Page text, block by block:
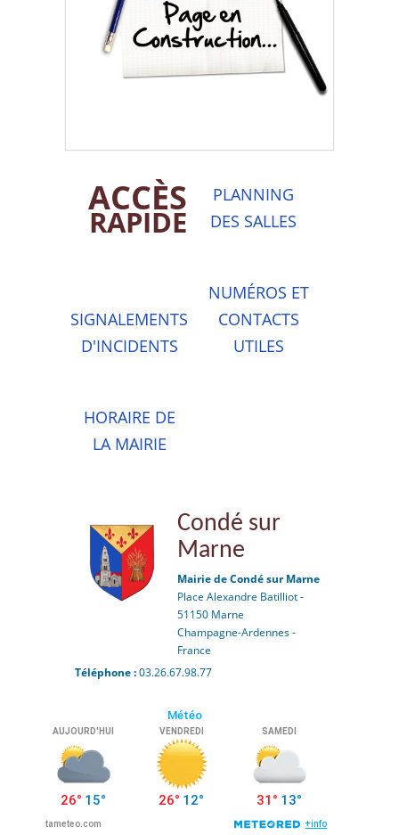
ACCÈS
RAPIDE
PLANNING
DES SALLES
SIGNALEMENTS
D'INCIDENTS
NUMÉROS ET
CONTACTS
UTILES
HORAIRE DE
LA MAIRIE
Condé sur
Marne
Mairie de Condé sur Marne
Place Alexandre Batilliot -
51150 Marne
Champagne-Ardennes -
France
Téléphone :03.26.67.98.77